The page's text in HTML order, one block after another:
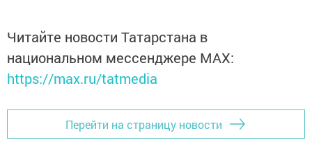
Читайте новости Татарстана в
национальном мессенджере MАХ:
https://max.ru/tatmedia
Перейти на страницу новости